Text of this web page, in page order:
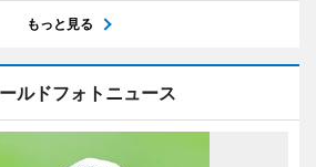
もっと見る
ルドフォトニュース